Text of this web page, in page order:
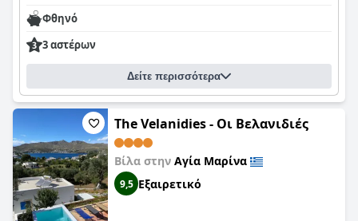
Φθηνό
3 αστέρων
Δείτε περισσότερα
The Velanidies - Οι Βελανιδιές
Βίλα στην Αγία Μαρίνα
9,5 Εξαιρετικό